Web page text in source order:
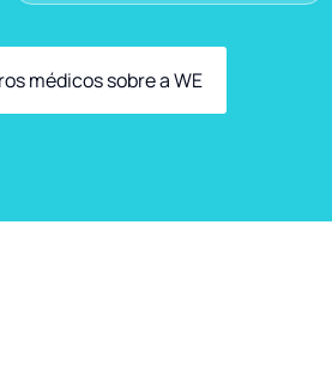
médicos sobre a WE